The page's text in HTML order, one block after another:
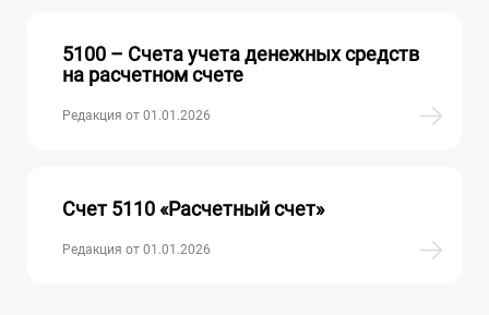
5100 – Счета учета денежных средств
на расчетном счете
Редакция от 01.01.2026
Счет 5110 «Расчетный счет»
Редакция от 01.01.2026